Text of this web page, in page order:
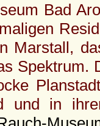
Bad
Marstall,
Spektrum.
und in